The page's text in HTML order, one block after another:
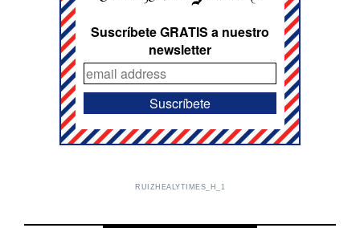
Suscríbete GRATIS a nuestro
newsletter
RUIZHEALYTIMES_H_1